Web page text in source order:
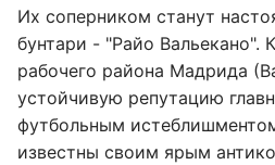
Их соперником станут
бунтари - "Райо Вальекано".
рабочего района Мадрида
устойчивую репутацию
футбольным
известны своим ярым